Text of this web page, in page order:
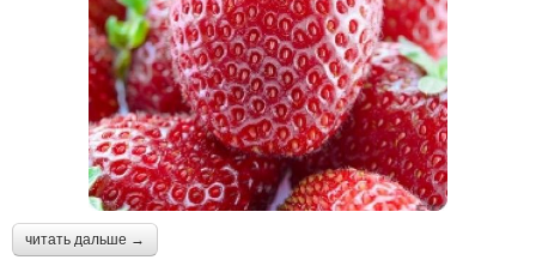
читать дальше →